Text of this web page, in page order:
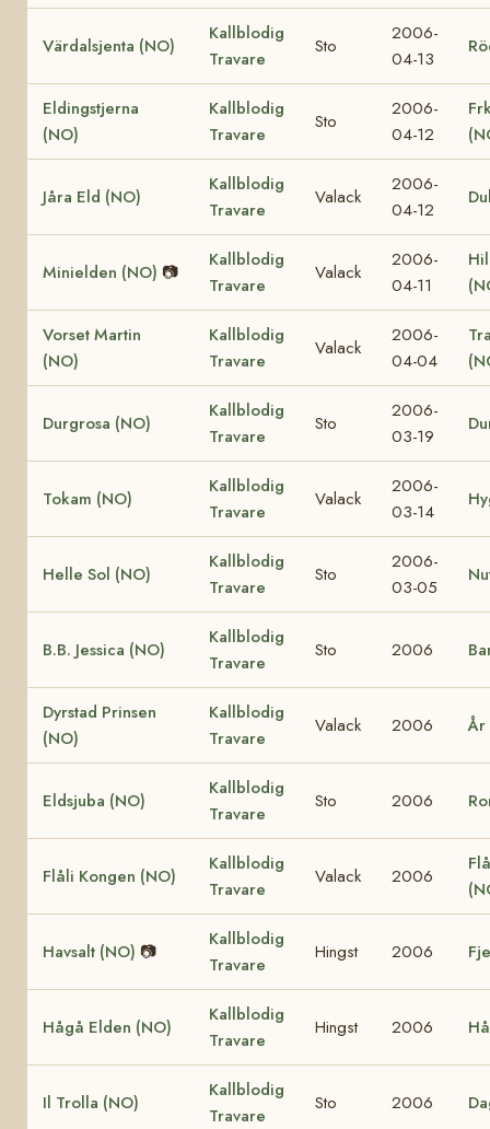
Värdalsjenta (NO)
Kallblodig
Travare
Sto
2006-
04-13
Eldingstjerna
(NO)
Kallblodig
Travare
Sto
2006-
04-12
Jåra Eld (NO)
Kallblodig
Travare
Valack
2006-
04-12
Minielden (NO) 📷
Kallblodig
Travare
Valack
2006-
04-11
Vorset Martin
(NO)
Kallblodig
Travare
Valack
2006-
04-04
Durgrosa (NO)
Kallblodig
Travare
Sto
2006-
03-19
Tokam (NO)
Kallblodig
Travare
Valack
2006-
03-14
Helle Sol (NO)
Kallblodig
Travare
Sto
2006-
03-05
B.B. Jessica (NO)
Kallblodig
Travare
Sto 2006
Dyrstad Prinsen
(NO)
Kallblodig
Travare
Valack 2006 År
Eldsjuba (NO)
Kallblodig
Travare
Sto 2006
Flåli Kongen (NO)
Kallblodig
Travare
Valack 2006
Havsalt (NO) 📷
Kallblodig
Travare
Hingst 2006
Hågå Elden (NO)
Kallblodig
Travare
Hingst 2006
Il Trolla (NO)
Kallblodig
Travare
Sto 2006